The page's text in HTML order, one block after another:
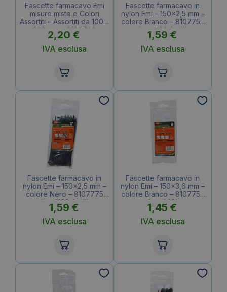
Fascette farmacavo Emi
misure miste e Colori
Assortiti – Assortiti da 100 a
250 mm – 8107749
(conf.100 fogli)
2,20 €
IVA esclusa
Fascette farmacavo in
nylon Emi – 150×2,5 mm –
colore Bianco – 8107756
(conf.100 fogli)
1,59 €
IVA esclusa
Fascette farmacavo in
nylon Emi – 150×2,5 mm –
colore Nero – 8107775
(conf.100 fogli)
1,59 €
IVA esclusa
Fascette farmacavo in
nylon Emi – 150×3,6 mm –
colore Bianco – 8107758
(conf.40)
1,45 €
IVA esclusa